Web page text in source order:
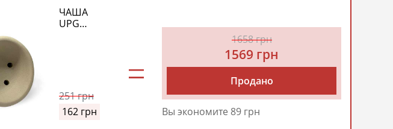
ЧАША
UPG
251грн
162 грн
1658 грн
1569 грн
Продано
Вы экономите 89 грн